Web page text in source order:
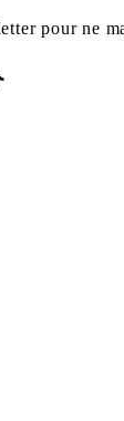
pour ne